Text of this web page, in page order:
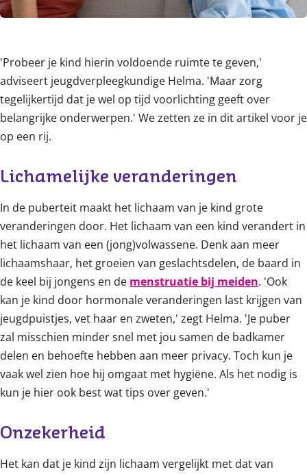
'Probeer je kind hierin voldoende ruimte te geven,'
adviseert jeugdverpleegkundige Helma. 'Maar zorg
tegelijkertijd dat je wel op tijd voorlichting geeft over
belangrijke onderwerpen.' We zetten ze in dit artikel voor je
op een rij.
Lichamelijke veranderingen
In de puberteit maakt het lichaam van je kind grote
veranderingen door. Het lichaam van een kind verandert in
het lichaam van een (jong)volwassene. Denk aan meer
lichaamshaar, het groeien van geslachtsdelen, de baard in
de keel bij jongens en de menstruatie bij meiden. 'Ook
kan je kind door hormonale veranderingen last krijgen van
jeugdpuistjes, vet haar en zweten,' zegt Helma. 'Je puber
zal misschien minder snel met jou samen de badkamer
delen en behoefte hebben aan meer privacy. Toch kun je
vaak wel zien hoe hij omgaat met hygiëne. Als het nodig is
kun je hier ook best wat tips over geven.'
Onzekerheid
Het kan dat je kind zijn lichaam vergelijkt met dat van